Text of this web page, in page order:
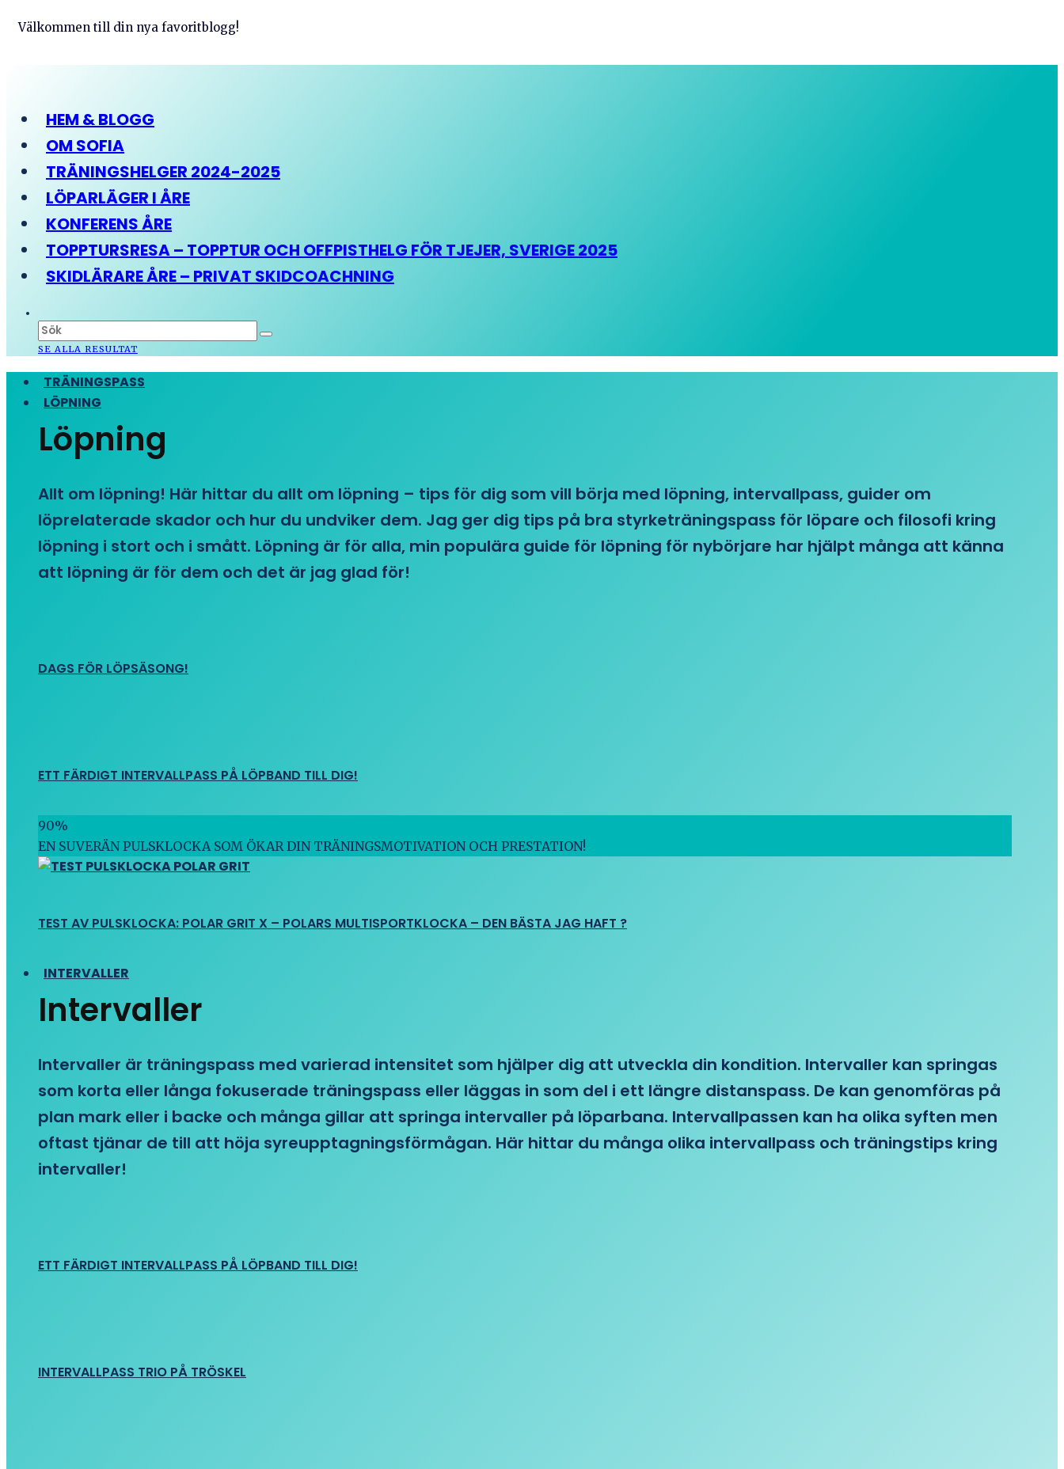
Välkommen till din nya favoritblogg!
HEM & BLOGG
OM SOFIA
TRÄNINGSHELGER 2024-2025
LÖPARLÄGER I ÅRE
KONFERENS ÅRE
TOPPTURSRESA – TOPPTUR OCH OFFPISTHELG FÖR TJEJER, SVERIGE 2025
SKIDLÄRARE ÅRE – PRIVAT SKIDCOACHNING
SE ALLA RESULTAT
TRÄNINGSPASS
LÖPNING
Löpning
Allt om löpning! Här hittar du allt om löpning – tips för dig som vill börja med löpning, intervallpass, guider om
löprelaterade skador och hur du undviker dem. Jag ger dig tips på bra styrketräningspass för löpare och filosofi kring
löpning i stort och i smått. Löpning är för alla, min populära guide för löpning för nybörjare har hjälpt många att känna
att löpning är för dem och det är jag glad för!
DAGS FÖR LÖPSÄSONG!
ETT FÄRDIGT INTERVALLPASS PÅ LÖPBAND TILL DIG!
90%
EN SUVERÄN PULSKLOCKA SOM ÖKAR DIN TRÄNINGSMOTIVATION OCH PRESTATION!
TEST AV PULSKLOCKA: POLAR GRIT X – POLARS MULTISPORTKLOCKA – DEN BÄSTA JAG HAFT ?
INTERVALLER
Intervaller
Intervaller är träningspass med varierad intensitet som hjälper dig att utveckla din kondition. Intervaller kan springas
som korta eller långa fokuserade träningspass eller läggas in som del i ett längre distanspass. De kan genomföras på
plan mark eller i backe och många gillar att springa intervaller på löparbana. Intervallpassen kan ha olika syften men
oftast tjänar de till att höja syreupptagningsförmågan. Här hittar du många olika intervallpass och träningstips kring
intervaller!
ETT FÄRDIGT INTERVALLPASS PÅ LÖPBAND TILL DIG!
INTERVALLPASS TRIO PÅ TRÖSKEL